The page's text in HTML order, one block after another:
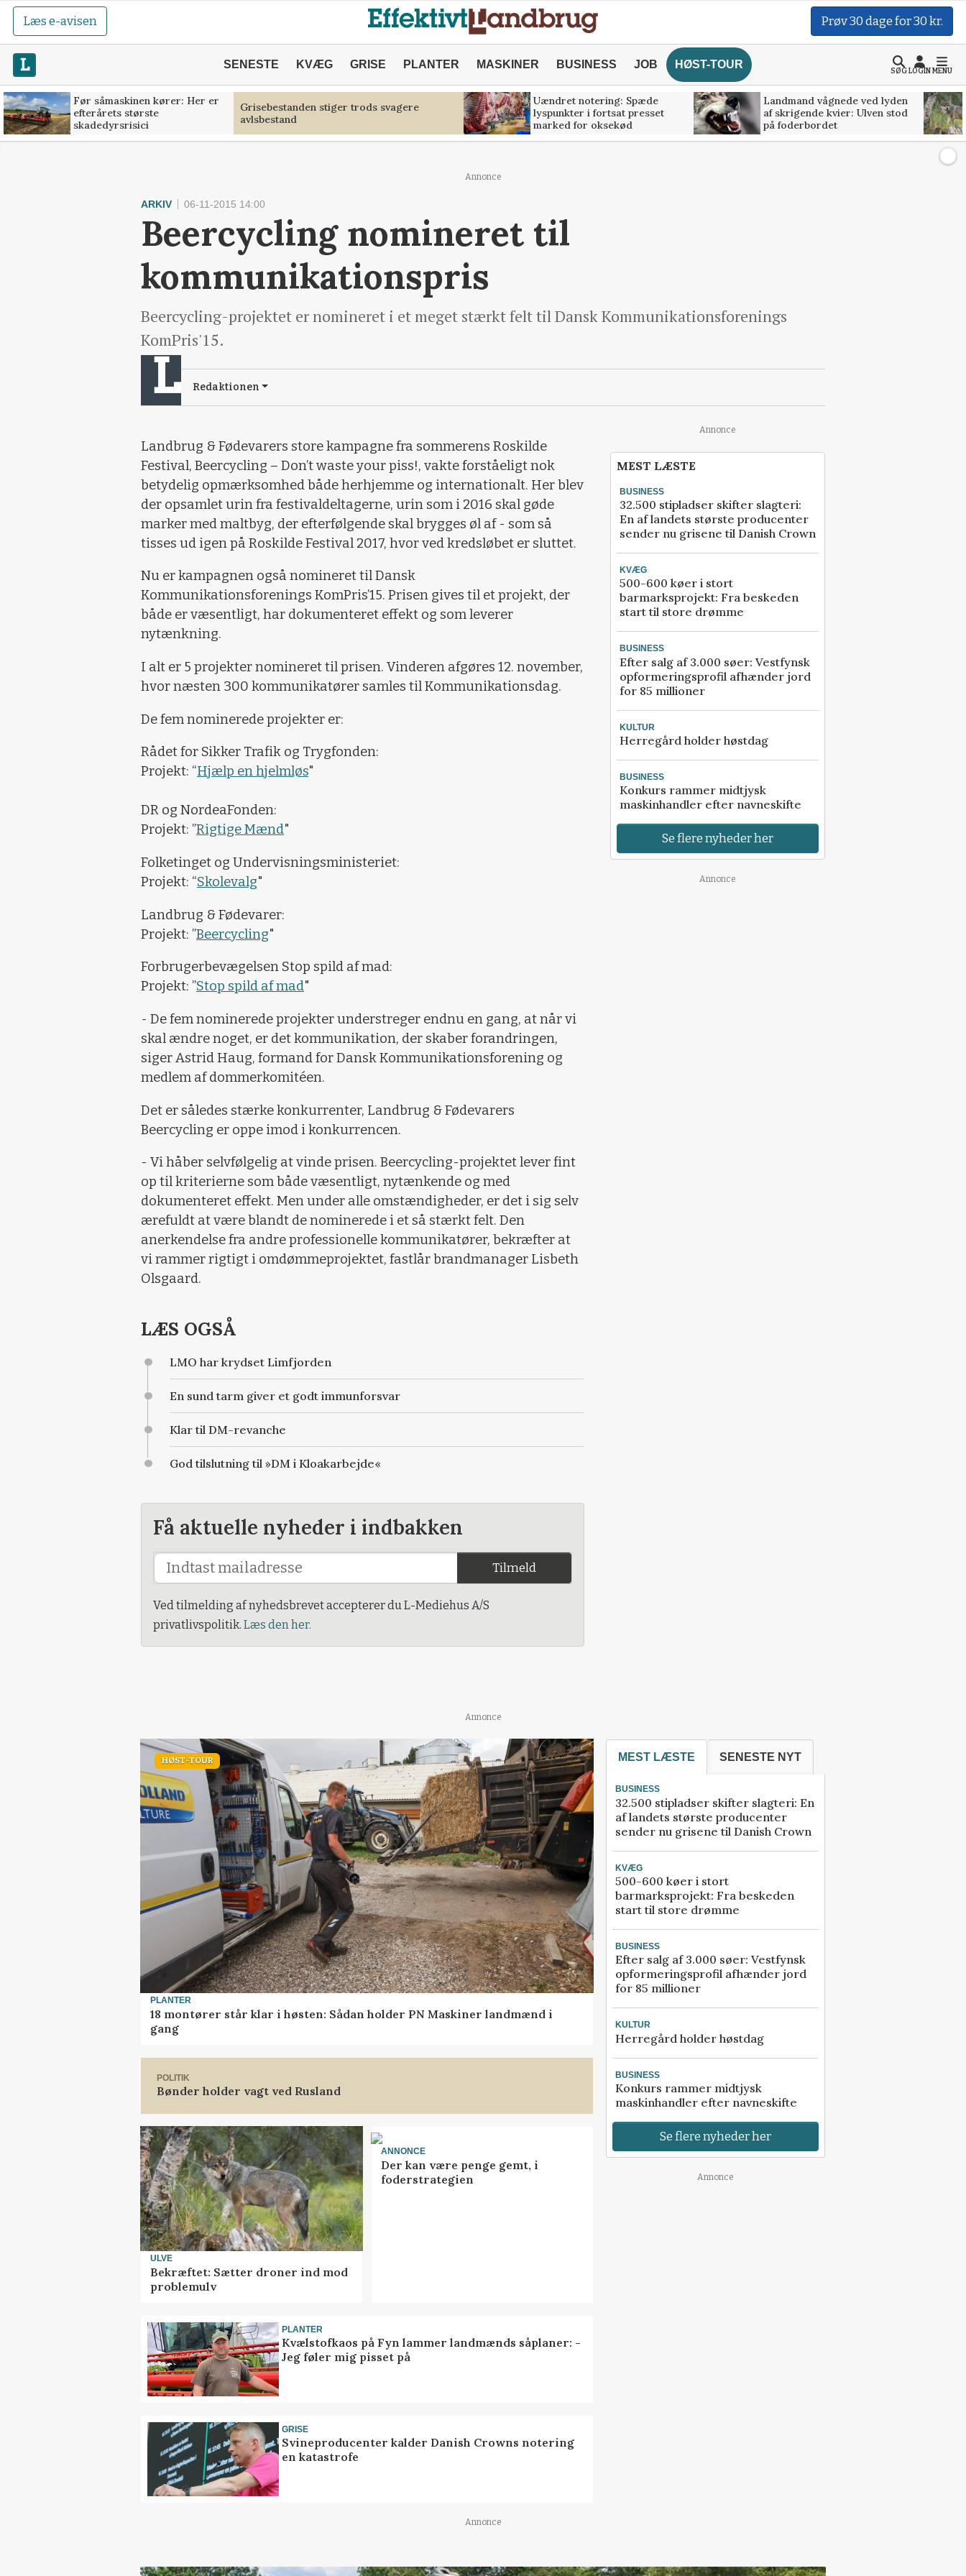
Læs e-avisen Prøv 30 dage for 30 kr.
SENESTE KVÆG GRISE PLANTER MASKINER BUSINESS JOB HØST-TOUR
SØGLOGINMENU
Før såmaskinen kører: Her er
efterårets største
skadedyrsrisici
Grisebestanden stiger trods svagere
avlsbestand
Uændret notering: Spæde
lyspunkter i fortsat presset
marked for oksekød
Landmand vågnede ved lyden
af skrigende kvier: Ulven stod
på foderbordet
Annonce
ARKIV 06-11-2015 14:00
Beercycling nomineret til
kommunikationspris
Beercycling-projektet er nomineret i et meget stærkt felt til Dansk Kommunikationsforenings
KomPris'15.
Redaktionen
Landbrug & Fødevarers store kampagne fra sommerens Roskilde
Festival, Beercycling – Don’t waste your piss!, vakte forståeligt nok
betydelig opmærksomhed både herhjemme og internationalt. Her blev
der opsamlet urin fra festivaldeltagerne, urin som i 2016 skal gøde
marker med maltbyg, der efterfølgende skal brygges øl af - som så
tisses ud igen på Roskilde Festival 2017, hvor ved kredsløbet er sluttet.
Nu er kampagnen også nomineret til Dansk
Kommunikationsforenings KomPris’15. Prisen gives til et projekt, der
både er væsentligt, har dokumenteret effekt og som leverer
nytænkning.
I alt er 5 projekter nomineret til prisen. Vinderen afgøres 12. november,
hvor næsten 300 kommunikatører samles til Kommunikationsdag.
De fem nominerede projekter er:
Rådet for Sikker Trafik og Trygfonden:
Projekt: “Hjælp en hjelmløs"
DR og NordeaFonden:
Projekt: ”Rigtige Mænd"
Folketinget og Undervisningsministeriet:
Projekt: “Skolevalg"
Landbrug & Fødevarer:
Projekt: ”Beercycling"
Forbrugerbevægelsen Stop spild af mad:
Projekt: ”Stop spild af mad"
- De fem nominerede projekter understreger endnu en gang, at når vi
skal ændre noget, er det kommunikation, der skaber forandringen,
siger Astrid Haug, formand for Dansk Kommunikationsforening og
medlem af dommerkomitéen.
Det er således stærke konkurrenter, Landbrug & Fødevarers
Beercycling er oppe imod i konkurrencen.
- Vi håber selvfølgelig at vinde prisen. Beercycling-projektet lever fint
op til kriterierne som både væsentligt, nytænkende og med
dokumenteret effekt. Men under alle omstændigheder, er det i sig selv
ærefuldt at være blandt de nominerede i et så stærkt felt. Den
anerkendelse fra andre professionelle kommunikatører, bekræfter at
vi rammer rigtigt i omdømmeprojektet, fastlår brandmanager Lisbeth
Olsgaard.
LÆS OGSÅ
LMO har krydset Limfjorden
En sund tarm giver et godt immunforsvar
Klar til DM-revanche
God tilslutning til »DM i Kloakarbejde«
Få aktuelle nyheder i indbakken
Tilmeld
Ved tilmelding af nyhedsbrevet accepterer du L-Mediehus A/S
privatlivspolitik. Læs den her.
Annonce
MEST LÆSTE
BUSINESS
32.500 stipladser skifter slagteri:
En af landets største producenter
sender nu grisene til Danish Crown
KVÆG
500-600 køer i stort
barmarksprojekt: Fra beskeden
start til store drømme
BUSINESS
Efter salg af 3.000 søer: Vestfynsk
opformeringsprofil afhænder jord
for 85 millioner
KULTUR
Herregård holder høstdag
BUSINESS
Konkurs rammer midtjysk
maskinhandler efter navneskifte
Se flere nyheder her
Annonce
Annonce
HØST-TOUR
PLANTER
18 montører står klar i høsten: Sådan holder PN Maskiner landmænd i
gang
POLITIK
Bønder holder vagt ved Rusland
ULVE
Bekræftet: Sætter droner ind mod
problemulv
ANNONCE
Der kan være penge gemt, i
foderstrategien
PLANTER
Kvælstofkaos på Fyn lammer landmænds såplaner: -
Jeg føler mig pisset på
GRISE
Svineproducenter kalder Danish Crowns notering
en katastrofe
MEST LÆSTE SENESTE NYT
BUSINESS
32.500 stipladser skifter slagteri: En
af landets største producenter
sender nu grisene til Danish Crown
KVÆG
500-600 køer i stort
barmarksprojekt: Fra beskeden
start til store drømme
BUSINESS
Efter salg af 3.000 søer: Vestfynsk
opformeringsprofil afhænder jord
for 85 millioner
KULTUR
Herregård holder høstdag
BUSINESS
Konkurs rammer midtjysk
maskinhandler efter navneskifte
Se flere nyheder her
Annonce
Annonce